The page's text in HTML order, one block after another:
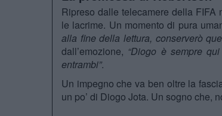
Ripreso dalle telecamere della
le lacrime. Un momento di pura
alla fine della lettura, conserverò
dall’emozione, “Diogo è sempre
entrambi”.
Un impegno che va ben oltre la
un po’ di Diogo Jota. Un sogno che,